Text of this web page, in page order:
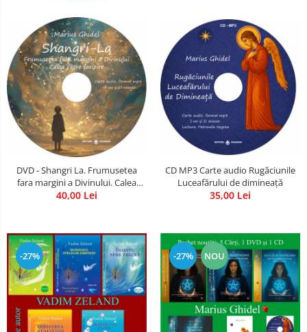
DVD - Shangri La. Frumusetea
fara margini a Divinului. Calea
catre fericire
40,00 Lei
CD MP3 Carte audio Rugăciunile
Luceafărului de dimineață
35,00 Lei
-27% -27% NOU